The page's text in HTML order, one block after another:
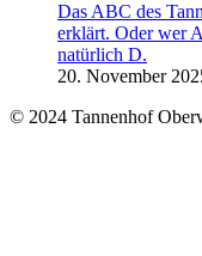
Das ABC des
erklärt. Oder wer
natürlich D.
20. November
© 2024 Tannenhof